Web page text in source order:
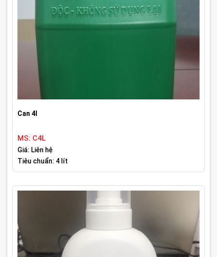
Can 4l
MS: C4L
Giá: Liên hệ
Tiêu chuẩn: 4 lít